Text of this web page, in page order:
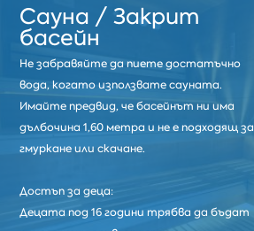
Сауна / Закрит
басейн
Не забравяйте да пиете достатъчно
вода, когато използвате сауната.
Имайте предвид, че басейнът ни има
дълбочина 1,60 метра и не е подходящ за
гмуркане или скачане.
Достъп за деца:
Децата под 16 години трябва да бъдат